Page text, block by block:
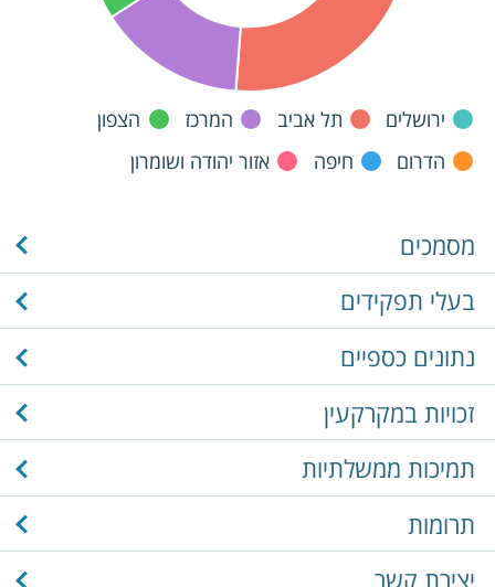
ירושלים תל אביב המרכז
הצפון
הדרום
חיפה אזור יהודה ושומרון
מסמכים
בעלי תפקידים
נתונים כספיים
זכויות במקרקעין
תמיכות ממשלתיות
תרומות
יצירת קשר